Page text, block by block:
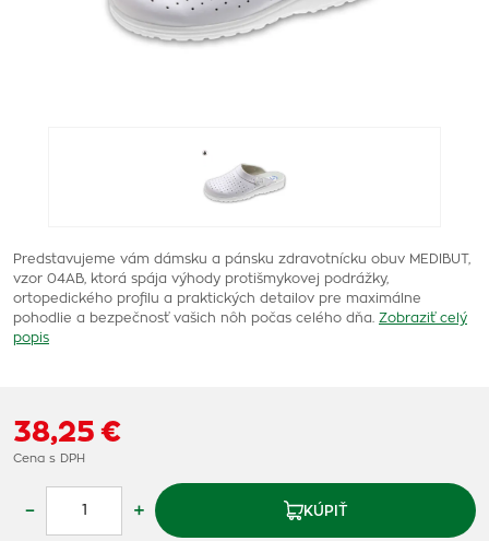
Predstavujeme vám dámsku a pánsku zdravotnícku obuv MEDIBUT,
vzor 04AB, ktorá spája výhody protišmykovej podrážky,
ortopedického profilu a praktických detailov pre maximálne
pohodlie a bezpečnosť vašich nôh počas celého dňa. Zobraziť celý
popis
38,25 €
Cena s DPH
– + KÚPIŤ